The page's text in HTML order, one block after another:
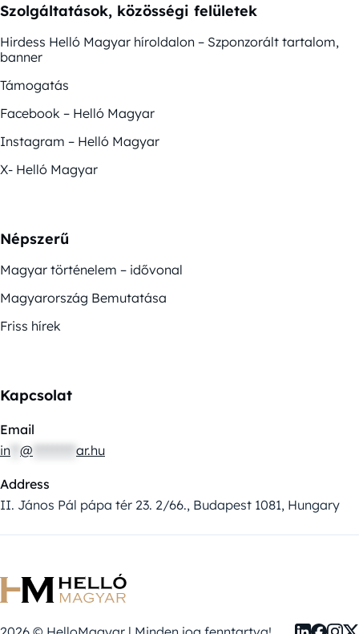
Szolgáltatások, közösségi felületek
Hirdess Helló Magyar híroldalon – Szponzorált tartalom,
banner
Támogatás
Facebook – Helló Magyar
Instagram – Helló Magyar
X- Helló Magyar
Népszerű
Magyar történelem – idővonal
Magyarország Bemutatása
Friss hírek
Kapcsolat
Email
in @ ar.hu
Address
II. János Pál pápa tér 23. 2/66., Budapest 1081, Hungary